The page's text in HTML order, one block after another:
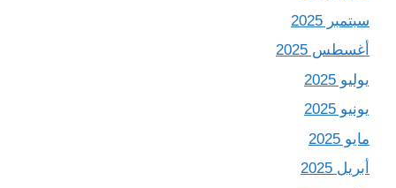
سبتمبر 2025
أغسطس 2025
يوليو 2025
يونيو 2025
مايو 2025
أبريل 2025